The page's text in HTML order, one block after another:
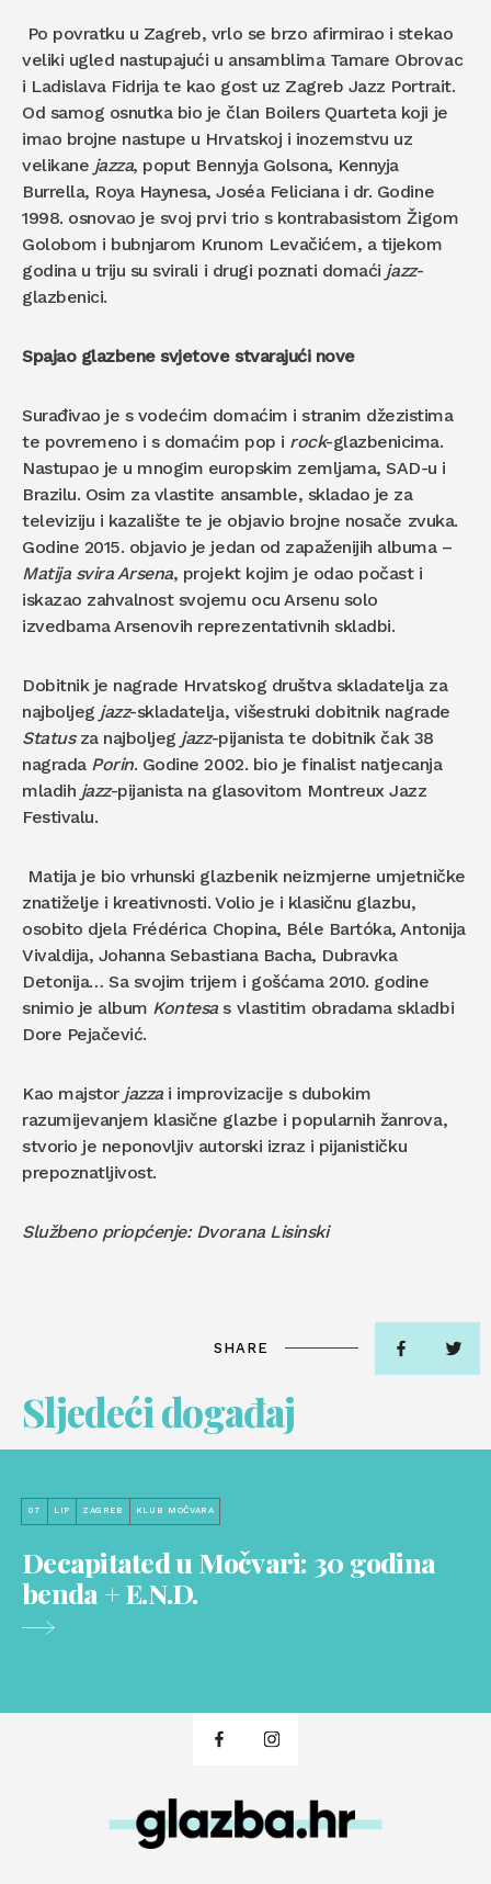
Po povratku u Zagreb, vrlo se brzo afirmirao i stekao
veliki ugled nastupajući u ansamblima Tamare Obrovac
i Ladislava Fidrija te kao gost uz Zagreb Jazz Portrait.
Od samog osnutka bio je član Boilers Quarteta koji je
imao brojne nastupe u Hrvatskoj i inozemstvu uz
velikane jazza, poput Bennyja Golsona, Kennyja
Burrella, Roya Haynesa, Joséa Feliciana i dr. Godine
1998. osnovao je svoj prvi trio s kontrabasistom Žigom
Golobom i bubnjarom Krunom Levačićem, a tijekom
godina u triju su svirali i drugi poznati domaći jazz-
glazbenici.
Spajao glazbene svjetove stvarajući nove
Surađivao je s vodećim domaćim i stranim džezistima
te povremeno i s domaćim pop i rock-glazbenicima.
Nastupao je u mnogim europskim zemljama, SAD-u i
Brazilu. Osim za vlastite ansamble, skladao je za
televiziju i kazalište te je objavio brojne nosače zvuka.
Godine 2015. objavio je jedan od zapaženijih albuma –
Matija svira Arsena, projekt kojim je odao počast i
iskazao zahvalnost svojemu ocu Arsenu solo
izvedbama Arsenovih reprezentativnih skladbi.
Dobitnik je nagrade Hrvatskog društva skladatelja za
najboljeg jazz-skladatelja, višestruki dobitnik nagrade
Statusza najboljeg jazz-pijanista te dobitnik čak 38
nagrada Porin. Godine 2002. bio je finalist natjecanja
mladih jazz-pijanista na glasovitom Montreux Jazz
Festivalu.
Matija je bio vrhunski glazbenik neizmjerne umjetničke
znatiželje i kreativnosti. Volio je i klasičnu glazbu,
osobito djelaFrédérica Chopina, Béle Bartóka, Antonija
Vivaldija, Johanna Sebastiana Bacha, Dubravka
Detonija… Sa svojim trijem i gošćama 2010. godine
snimio je album Kontesas vlastitim obradama skladbi
Dore Pejačević.
Kao majstor jazza i improvizacije s dubokim
razumijevanjem klasične glazbe i popularnih žanrova,
stvorio je neponovljiv autorski izraz i pijanističku
prepoznatljivost.
Službeno priopćenje: Dvorana Lisinski
SHARE
Sljedeći događaj
07 LIP ZAGREB KLUB MOČVARA
Decapitated u Močvari: 30 godina
benda + E.N.D.